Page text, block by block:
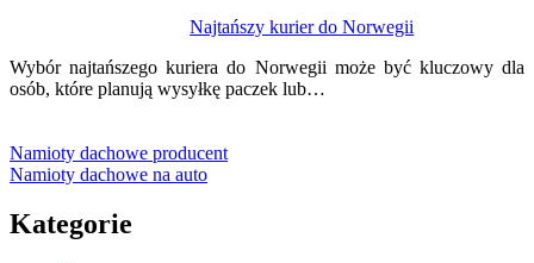
Najtańszy kurier do Norwegii
Wybór najtańszego kuriera do Norwegii może być kluczowy dla
osób, które planują wysyłkę paczek lub…
Namioty dachowe producent
Namioty dachowe na auto
Kategorie